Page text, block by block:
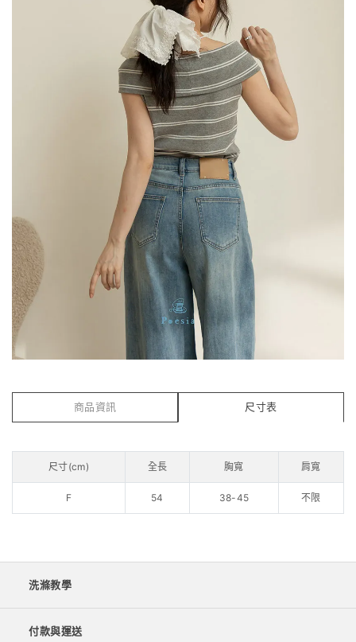
商品資訊 尺寸表
尺寸(cm) 全長 胸寬 肩寬
F 54 38-45 不限
洗滌教學
付款與運送